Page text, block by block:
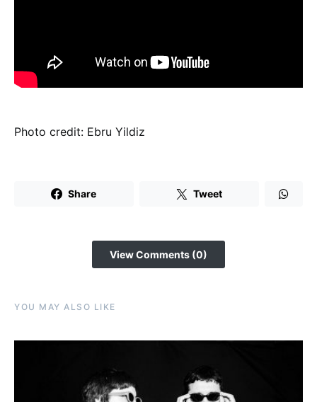
Photo credit: Ebru Yildiz
Share Tweet
View Comments (0)
YOU MAY ALSO LIKE